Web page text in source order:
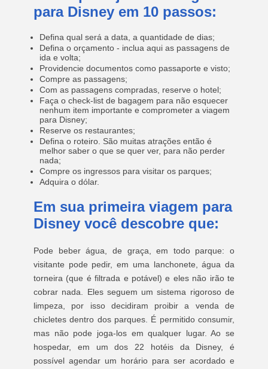
para Disney em 10 passos:
Defina qual será a data, a quantidade de dias;
Defina o orçamento - inclua aqui as passagens de
ida e volta;
Providencie documentos como passaporte e visto;
Compre as passagens;
Com as passagens compradas, reserve o hotel;
Faça o check-list de bagagem para não esquecer
nenhum item importante e comprometer a viagem
para Disney;
Reserve os restaurantes;
Defina o roteiro. São muitas atrações então é
melhor saber o que se quer ver, para não perder
nada;
Compre os ingressos para visitar os parques;
Adquira o dólar.
Em sua primeira viagem para
Disney você descobre que:
Pode beber água, de graça, em todo parque: o
visitante pode pedir, em uma lanchonete, água da
torneira (que é filtrada e potável) e eles não irão te
cobrar nada. Eles seguem um sistema rigoroso de
limpeza, por isso decidiram proibir a venda de
chicletes dentro dos parques. É permitido consumir,
mas não pode joga-los em qualquer lugar. Ao se
hospedar, em um dos 22 hotéis da Disney, é
possível agendar um horário para ser acordado e